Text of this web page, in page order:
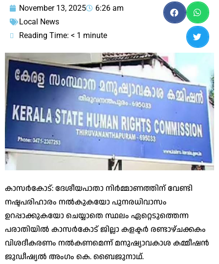
November 13, 2025
6:26 am
Local News
Reading Time: < 1 minute
കാസർകോട്: ദേശീയപാതാ നിർമ്മാണത്തിന് വേണ്ടി
നഷ്ടപരിഹാരം നൽകുകയോ പുനരധിവാസം
ഉറപ്പാക്കുകയോ ചെയ്യാതെ സ്ഥലം ഏറ്റെടുത്തെന്ന
പരാതിയിൽ കാസർകോട് ജില്ലാ കളക്ടർ രണ്ടാഴ്ചക്കകം
വിശദീകരണം നൽകണമെന്ന് മനുഷ്യാവകാശ കമ്മീഷൻ
ജുഡീഷ്യൽ അംഗം കെ. ബൈജുനാഥ്.